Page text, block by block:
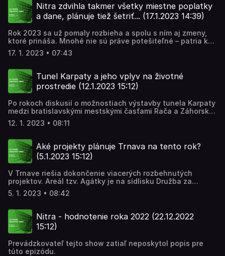
zisťovala Barbora Jurenová.
Nitra zdvihla takmer všetky miestne poplatky
a dane, plánuje tiež šetriť... (17.1.2023 14:39)
Rok 2023 sa už pomaly rozbieha a spolu s ním aj zmeny,
ktoré prináša. Mnohé nie sú práve potešiteľné – patria k
nim aj zvýšené poplatky či dane. Tomuto kroku sa nevyhlo
ani mesto Nitra. V ňom sa podarilo schváliť vyrovnaný
rezervy. Téma sa venuje Jana Obrancová.
17. 1. 2023 • 07:43
Tunel Karpaty a jeho vplyv na životné
prostredie (12.1.2023 15:12)
Po rokoch diskusií o možnostiach výstavby tunela Karpaty
medzi bratislavskými mestskými časťami Rača a Záhorská
Bystrica, Ministerstvo životného prostredia SR vydalo
súhlasné stanovisko a dalo stavbe zelenú. Tunel Karpaty
vyriešiť problém nedostatočnej kapacity cestnej siete
hlavného mesta. Nová cestná komunikácia by mala
prechádzať z rovinatého územia Podunajskej nížiny na
križovatke Záhorská Bystrica. Situáciu monitorovala
Marcela Jedináková.
12. 1. 2023 • 08:11
Aké projekty plánuje Trnava na tento rok?
(5.1.2023 15:12)
V Trnave riešia dokončenie viacerých rozbehnutých
projektov. Areál tzv. Agátky je na sídlisku Družba za
zimným štadiónom. Ten mesto už odovzdalo občanom.
Čaká sa ešte na dokončenie Ružového parku pri knižnici.
Viceprimátora Trnavy Marcela Krajča sa aj na tieto okruhy
pýtal Martin Jurčo.
5. 1. 2023 • 08:42
Nitra - hodnotenie roka 2022 (22.12.2022
15:12)
Prevádzkovateľ tejto show zatiaľ neposkytol popis pre
túto epizódu.